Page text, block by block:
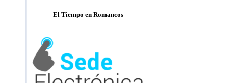
El Tiempo en Romancos